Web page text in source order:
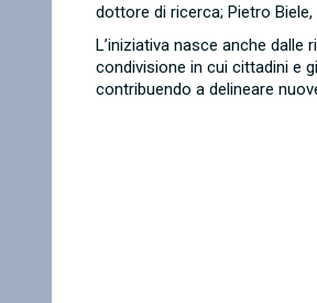
dottore di ricerca; Pietro Biele,
L’iniziativa nasce anche
condivisione in cui cittadini e
contribuendo a delineare